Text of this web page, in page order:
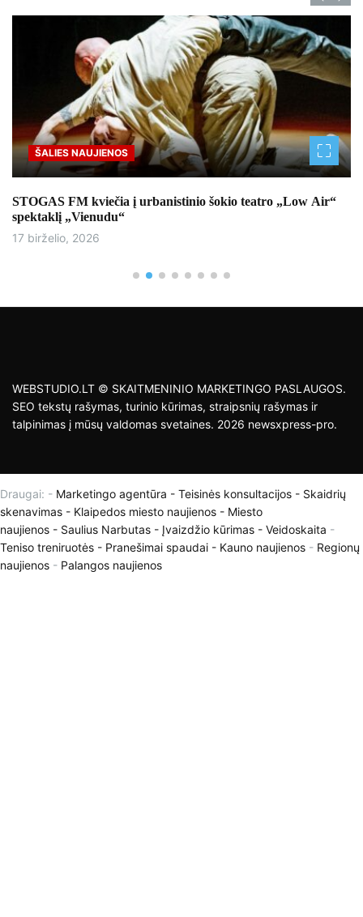
ŠALIES NAUJIENOS
STOGAS FM kviečia į urbanistinio šokio teatro „Low Air“
spektaklį „Vienudu“
17 birželio, 2026
WEBSTUDIO.LT © SKAITMENINIO MARKETINGO PASLAUGOS.
SEO tekstų rašymas, turinio kūrimas, straipsnių rašymas ir
talpinimas į mūsų valdomas svetaines. 2026 newsxpress-pro.
Draugai: - Marketingo agentūra - Teisinės konsultacijos - Skaidrių
skenavimas - Klaipedos miesto naujienos - Miesto
naujienos - Saulius Narbutas - Įvaizdžio kūrimas - Veidoskaita -
Teniso treniruotės - Pranešimai spaudai - Kauno naujienos - Regionų
naujienos - Palangos naujienos